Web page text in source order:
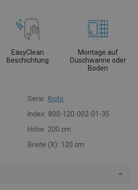
EasyClean
Beschichtung
Montage auf
Duschwanne oder
Boden
Serie: Kioto
Index: 800-120-002-01-35
Höhe: 200 cm
Breite (X): 120 cm